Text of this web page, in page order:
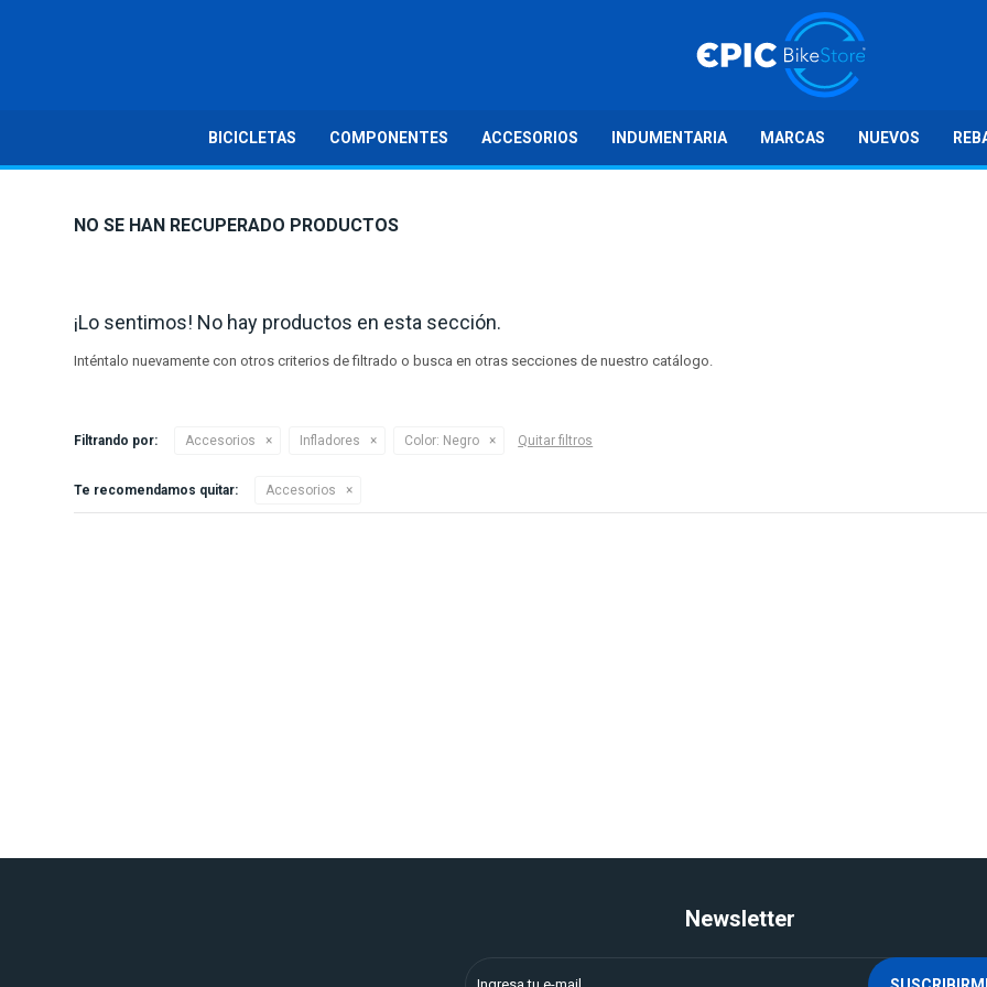
BICICLETAS COMPONENTES ACCESORIOS INDUMENTARIA MARCAS NUEVOS
NO SE HAN RECUPERADO PRODUCTOS
¡Lo sentimos! No hay productos en esta sección.
Inténtalo nuevamente con otros criterios de filtrado o busca en otras secciones de nuestro catálogo.
Filtrando por: Accesorios Infladores Color: Negro Quitar filtros
Te recomendamos quitar: Accesorios
Newsletter